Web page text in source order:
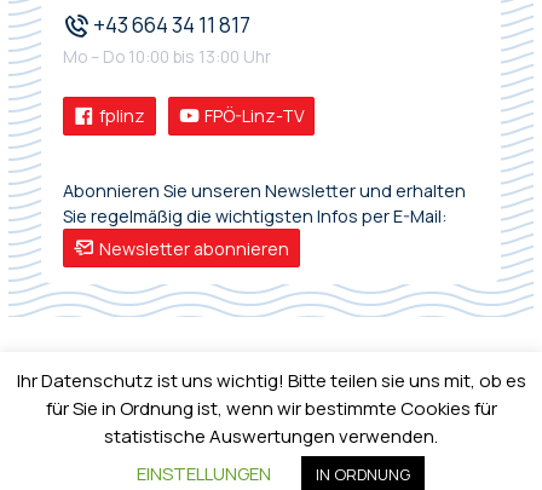
+43 664 34 11 817
Mo – Do 10:00 bis 13:00 Uhr
fplinz FPÖ-Linz-TV
Abonnieren Sie unseren Newsletter und erhalten
Sie regelmäßig die wichtigsten Infos per E-Mail:
Newsletter abonnieren
Ihr Datenschutz ist uns wichtig! Bitte teilen sie uns mit, ob es
für Sie in Ordnung ist, wenn wir bestimmte Cookies für
statistische Auswertungen verwenden.
EINSTELLUNGEN
IN ORDNUNG